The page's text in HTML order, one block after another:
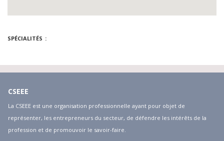
SPÉCIALITÉS
CSEEE
La CSEEE est une organisation professionnelle ayant pour objet de
représenter, les entrepreneurs du secteur, de défendre les intérêts de la
profession et de promouvoir le savoir-faire.